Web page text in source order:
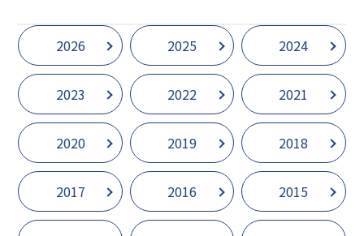
2026 2025 2024
2023 2022 2021
2020 2019 2018
2017 2016 2015